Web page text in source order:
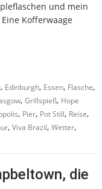
und mein
Kofferwaage
, Edinburgh, Essen, Flasche,
,Grillspieß, Hope
, Pier, Pot Still, Reise,
,Viva Brazil,Wetter,
die